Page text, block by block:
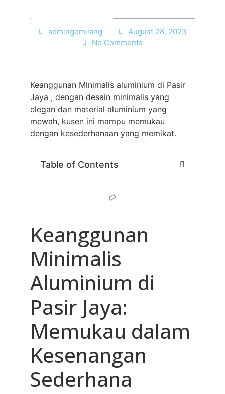
admingemilang
August 28, 2023
No Comments
Keanggunan Minimalis aluminium di Pasir
Jaya , dengan desain minimalis yang
elegan dan material aluminium yang
mewah, kusen ini mampu memukau
dengan kesederhanaan yang memikat.
Table of Contents
Keanggunan
Minimalis
Aluminium di
Pasir Jaya:
Memukau dalam
Kesenangan
Sederhana